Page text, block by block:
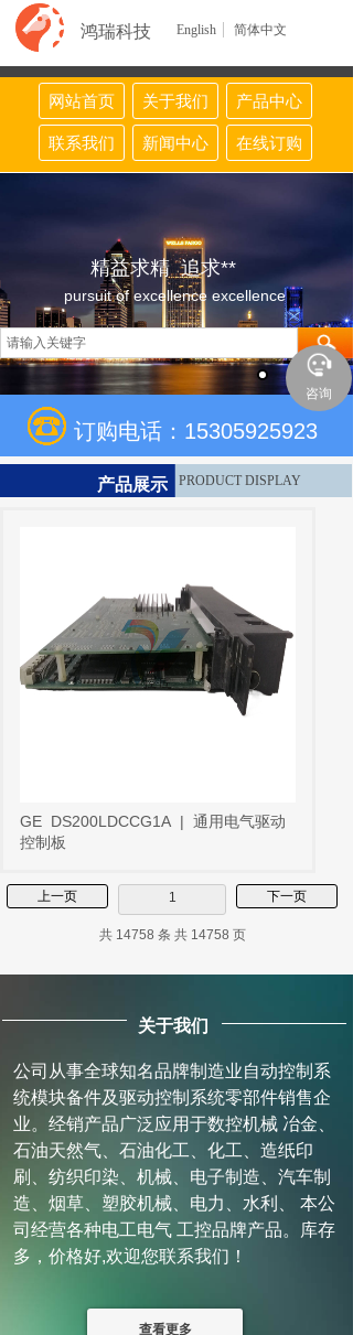
鸿瑞科技 English 简体中文
网站首页 关于我们 产品中心
联系我们 新闻中心 在线订购
精益求精 追求**
pursuit of excellence excellence
订购电话：15305925923
PRODUCT DISPLAY
产品展示
GE DS200LDCCG1A | 通用电气驱动
控制板
上一页 1 下一页
共 14758 条 共 14758 页
关于我们
公司从事全球知名品牌制造业自动控制系
统模块备件及驱动控制系统零部件销售企
业。经销产品广泛应用于数控机械 冶金、
石油天然气、石油化工、化工、造纸印
刷、纺织印染、机械、电子制造、汽车制
造、烟草、塑胶机械、电力、水利、 本公
司经营各种电工电气 工控品牌产品。库存
多，价格好,欢迎您联系我们！
查看更多
咨询